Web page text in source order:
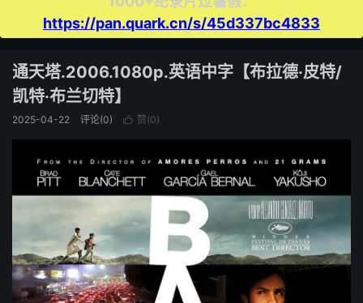
https://pan.quark.cn/s/45d337bc4833
通天塔.2006.1080p.英语中字【布拉德·皮特/
凯特·布兰切特】
2025-04-22 评论(0)  赞(0)